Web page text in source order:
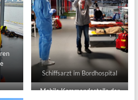
Schiffsarzt im Bordhospital
Mobile Kommandostelle der